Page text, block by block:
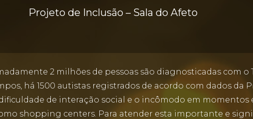
Projeto de Inclusão – Sala do Afeto
2 milhões de pessoas são diagnosticadas com
há 1500 autistas registrados de acordo com dados
de interação social e o incômodo em
shopping centers. Para atender esta importante e